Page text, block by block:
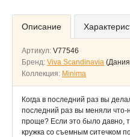
Описание
Артикул: V77546
Бренд: Viva Scandinavia
Коллекция: Minima
Когда в последний раз вы
последний раз вы меняли что-
проще? Если это было давно,
кружка со съемным ситечком